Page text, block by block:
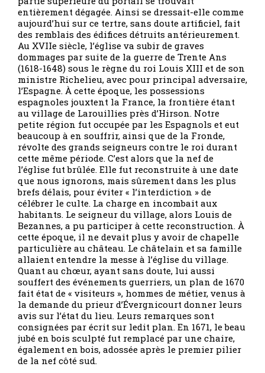
entièrement dégagée. Ainsi se dressait-elle comme
aujourd’hui sur ce tertre, sans doute artificiel, fait
des remblais des édifices détruits antérieurement.
Au XVIIe siècle, l’église va subir de graves
dommages par suite de la guerre de Trente Ans
(1618-1648) sous le règne du roi Louis XIII et de son
ministre Richelieu, avec pour principal adversaire,
l’Espagne. À cette époque, les possessions
espagnoles jouxtent la France, la frontière étant
au village de Larouillies près d’Hirson. Notre
petite région fut occupée par les Espagnols et eut
beaucoup à en souffrir, ainsi que de la Fronde,
révolte des grands seigneurs contre le roi durant
cette même période. C’est alors que la nef de
l’église fut brûlée. Elle fut reconstruite à une date
que nous ignorons, mais sûrement dans les plus
brefs délais, pour éviter « l’interdiction » de
célébrer le culte. La charge en incombait aux
habitants. Le seigneur du village, alors Louis de
Bezannes, a pu participer à cette reconstruction. À
cette époque, il ne devait plus y avoir de chapelle
particulière au château. Le châtelain et sa famille
allaient entendre la messe à l’église du village.
Quant au chœur, ayant sans doute, lui aussi
souffert des événements guerriers, un plan de 1670
fait état de « visiteurs », hommes de métier, venus à
la demande du prieur d’Évergnicourt donner leurs
avis sur l’état du lieu. Leurs remarques sont
consignées par écrit sur ledit plan. En 1671, le beau
jubé en bois sculpté fut remplacé par une chaire,
également en bois, adossée après le premier pilier
de la nef côté sud.